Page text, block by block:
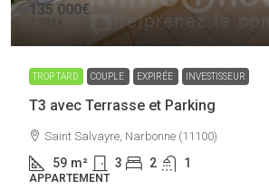
135 000€
2 288€
TROP TARD COUPLE EXPIRÉE INVESTISSEUR
T3 avec Terrasse et Parking
Saint Salvayre, Narbonne (11100)
59 m² 3 2 1
APPARTEMENT